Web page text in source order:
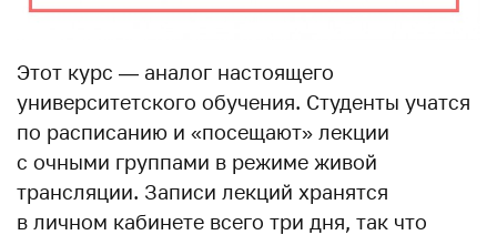
Этот курс — аналог настоящего
университетского обучения. Студенты учатся
по расписанию и «посещают» лекции
с очными группами в режиме живой
трансляции. Записи лекций хранятся
в личном кабинете всего три дня, так что